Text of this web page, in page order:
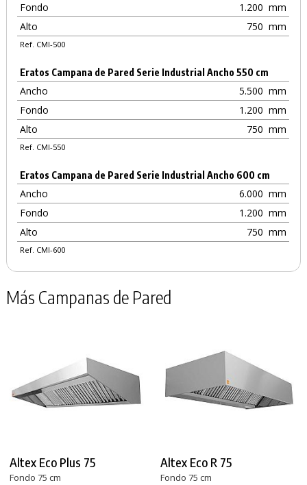
Fondo
1.200 mm
Alto
750 mm
Ref. CMI-500
Eratos Campana de Pared Serie Industrial Ancho 550 cm
Ancho 5.500 mm
Fondo
1.200 mm
Alto
750 mm
Ref. CMI-550
Eratos Campana de Pared Serie Industrial Ancho 600 cm
Ancho 6.000 mm
Fondo
1.200 mm
Alto
750 mm
Ref. CMI-600
Más Campanas de Pared
Altex Eco Plus 75
Fondo 75 cm
Altex Eco R 75
Fondo 75 cm